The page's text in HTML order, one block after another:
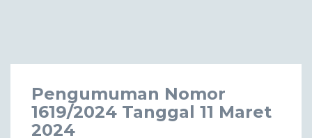
Pengumuman Nomor
1619/2024 Tanggal 11 Maret
2024